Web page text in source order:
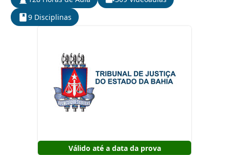
9 Disciplinas
Válido até a data da prova